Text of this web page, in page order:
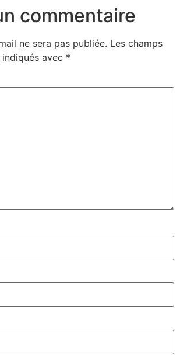
commentaire
ne sera pas publiée. Les champs
avec *